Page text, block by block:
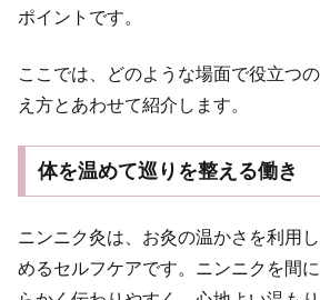
ポイントです。
ここでは、どのような場面で役立つ
え方とあわせて紹介します。
体を温めて巡りを整える働き
ニンニク灸は、お灸の温かさを利用
めるセルフケアです。ニンニクを間